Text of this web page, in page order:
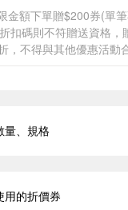
金額下單贈$200券(單
扣碼則不符贈送資格，
，不得與其他優惠活動
量、規格
用的折價券